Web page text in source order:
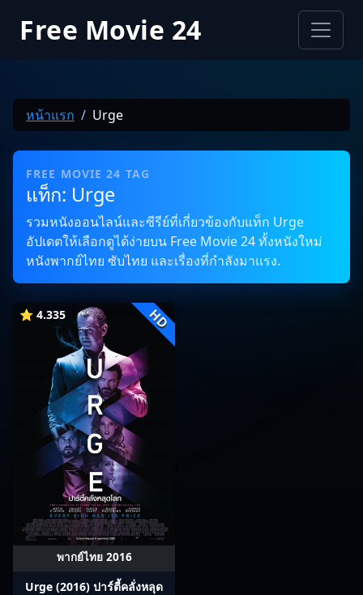
Free Movie 24
หน้าแรก Urge
FREE MOVIE 24 TAG
แท็ก: Urge
รวมหนังออนไลน์และซีรีย์ที่เกี่ยวข้องกับแท็ก Urge
อัปเดตให้เลือกดูได้ง่ายบน Free Movie 24 ทั้งหนังใหม่
หนังพากย์ไทย ซับไทย และเรื่องที่กำลังมาแรง.
⭐ 4.335 HD
พากย์ไทย 2016
Urge (2016) ปาร์ตี้คลั่งหลุด